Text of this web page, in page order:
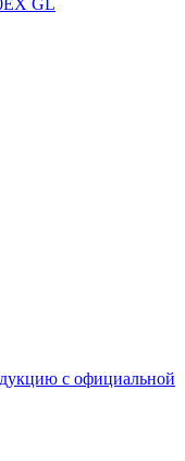
с официальной